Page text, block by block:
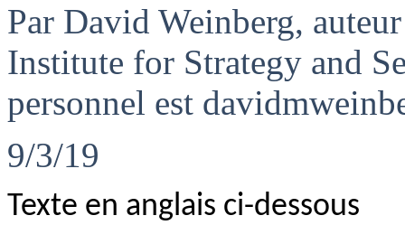
Par David Weinberg,
Institute for Strategy and
personnel est
9/3/19
Texte en anglais ci-dessous